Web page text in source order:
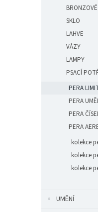
SKLO
LAHVE
VÁZY
LAMPY
PSACÍ
PERA
PERA
PERA
PERA
kolekce
kolekce
kolekce
UMĚNÍ